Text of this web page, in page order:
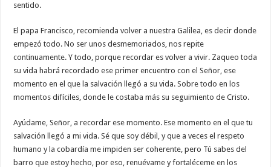
sentido.
El papa Francisco, recomienda volver a nuestra Galilea, es decir donde
empezó todo. No ser unos desmemoriados, nos repite
continuamente. Y todo, porque recordar es volver a vivir. Zaqueo toda
su vida habrá recordado ese primer encuentro con el Señor, ese
momento en el que la salvación llegó a su vida. Sobre todo en los
momentos difíciles, donde le costaba más su seguimiento de Cristo.
Ayúdame, Señor, a recordar ese momento. Ese momento en el que tu
salvación llegó a mi vida. Sé que soy débil, y que a veces el respeto
humano y la cobardía me impiden ser coherente, pero Tú sabes del
barro que estoy hecho, por eso, renuévame y fortaléceme en los